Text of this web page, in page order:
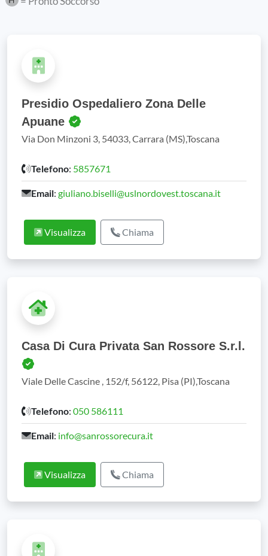
Presidio Ospedaliero Zona Delle
Apuane
Via Don Minzoni 3, 54033, Carrara (MS),Toscana
Telefono: 5857671
Email: giuliano.biselli@uslnordovest.toscana.it
Visualizza Chiama
Casa Di Cura Privata San Rossore S.r.l.
Viale Delle Cascine , 152/f, 56122, Pisa (PI),Toscana
Telefono: 050 586111
Email: info@sanrossorecura.it
Visualizza Chiama